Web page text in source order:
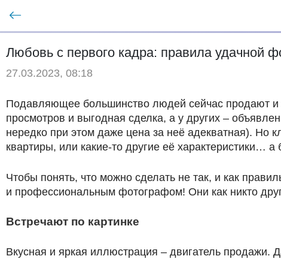
Любовь с первого кадра: правила удачной
27.03.2023, 08:18
Подавляющее большинство людей сейчас продают и
просмотров и выгодная сделка, а у других –
нередко при этом даже цена за неё адекватная). Но
квартиры, или какие-то другие её характеристики…
Чтобы понять, что можно сделать не так, и как
и профессиональным фотографом! Они как никто
Встречают по картинке
Вкусная и яркая иллюстрация – двигатель продажи.